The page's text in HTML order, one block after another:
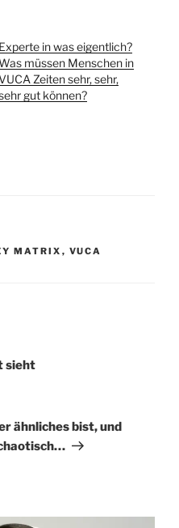
Experte in was eigentlich?
müssen Menschen in
Zeiten sehr, sehr,
gut können?
MATRIX , VUCA
sieht
ähnliches bist, und